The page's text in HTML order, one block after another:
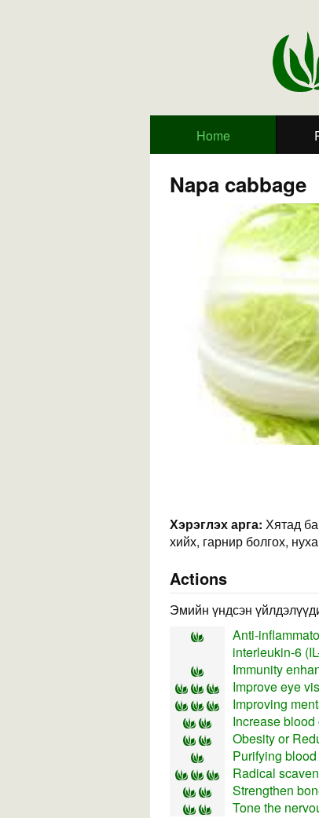
Home
Napa cabbage
Хэрэглэх арга: Хятад
хийх, гарнир болгох,
Actions
Эмийн үндсэн
Anti-
interleukin-6
Immunity
Improve eye
Improving
Increase
Obesity or
Purifying blood
Radical
Strengthen
Tone the